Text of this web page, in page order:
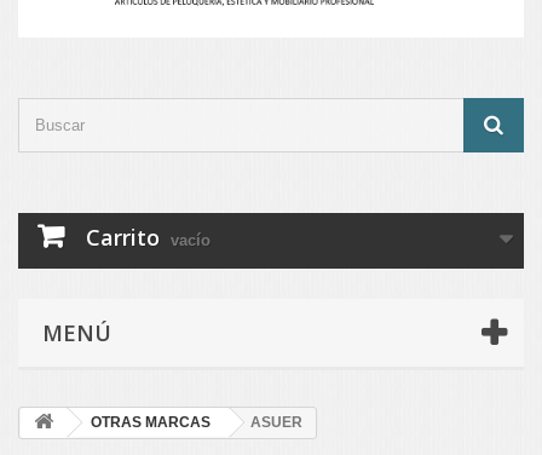
Carrito vacío
MENÚ
OTRAS MARCAS ASUER